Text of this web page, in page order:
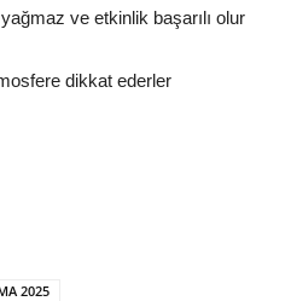
ve etkinlik başarılı olur
dikkat ederler
2025